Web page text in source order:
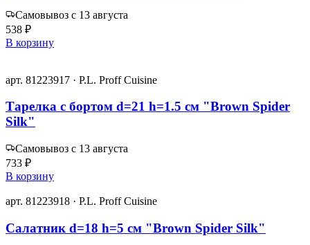
Самовывоз с 13 августа
538 ₽
В корзину
арт. 81223917 · P.L. Proff Cuisine
Тарелка с бортом d=21 h=1.5 см "Brown Spider
Silk"
Самовывоз с 13 августа
733 ₽
В корзину
арт. 81223918 · P.L. Proff Cuisine
Салатник d=18 h=5 см "Brown Spider Silk"